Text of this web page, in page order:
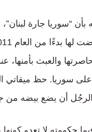
بأن “سوريا جارة
والعبث بأمنها،
على سوريا. حظ
الرجُل أن يضع بيضه من
حكومته لا تعدو